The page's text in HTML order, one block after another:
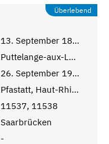
Überlebend
13. September 1898
Puttelange-aux-Lacs, Moselle
26. September 1985
Pfastatt, Haut-Rhin, Alsace
11537, 11538
Saarbrücken
-